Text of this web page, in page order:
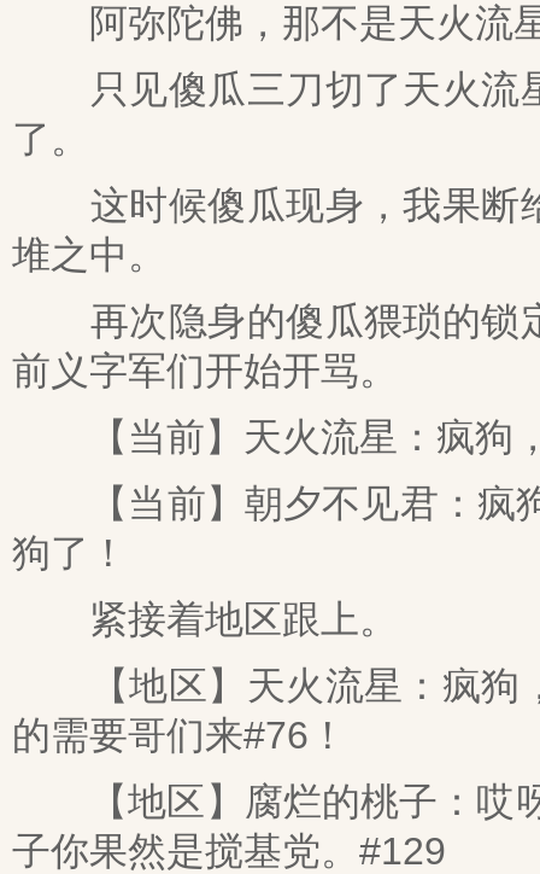
阿弥陀佛，那不是天火流
只见傻瓜三刀切了天火流
了。
这时候傻瓜现身，我果断
堆之中。
再次隐身的傻瓜猥琐的锁
前义字军们开始开骂。
【当前】天火流星：疯狗
【当前】朝夕不见君：疯
狗了！
紧接着地区跟上。
【地区】天火流星：疯狗
的需要哥们来#76！
【地区】腐烂的桃子：哎
子你果然是搅基党。#129